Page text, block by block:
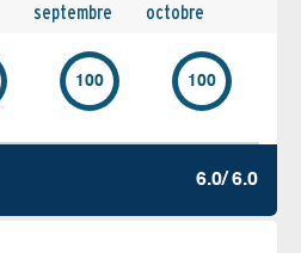
septembre octobre
100 100
6.0/ 6.0